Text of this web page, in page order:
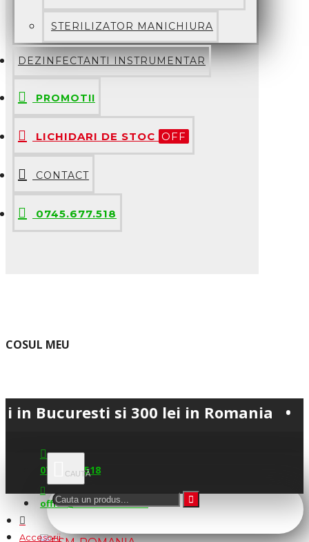
STERILIZATOR MANICHIURA
DEZINFECTANTI INSTRUMENTAR
PROMOTII
LICHIDARI DE STOC OFF
CONTACT
0745.677.518
COSUL MEU
si 300 lei in Romania • 💳
0745.677.518
office@fsm-romania.ro
Accesorii